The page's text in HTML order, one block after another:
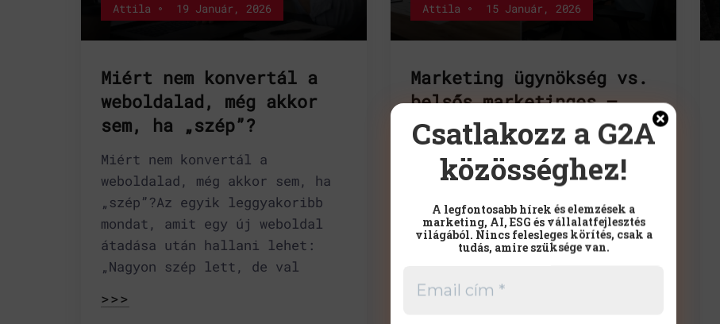
Attila 19 Január, 2026
Miért nem konvertál a
weboldalad, még akkor
sem, ha „szép”?
Miért nem konvertál a
weboldalad, még akkor sem, ha
„szép”?Az egyik leggyakoribb
mondat, amit egy új weboldal
átadása után hallani lehet:
„Nagyon szép lett, de val
>>>
Attila 15 Január, 2026
Marketing ügynökség vs.
belsős marketinges –
mikor, melyik a jobb
döntés?
Marketing ügynökség vs. belsős
marketingesMikor, melyik a jobb
döntés?Kevés kérdés vált ki
akkora bizonytalanságot a
marketingest veg
Csatlakozz a G2A
közösséghez!
A legfontosabb hírek és elemzések a
marketing, AI, ESG és vállalatfejlesztés
világából. Nincs felesleges körítés, csak a
tudás, amire szüksége van.